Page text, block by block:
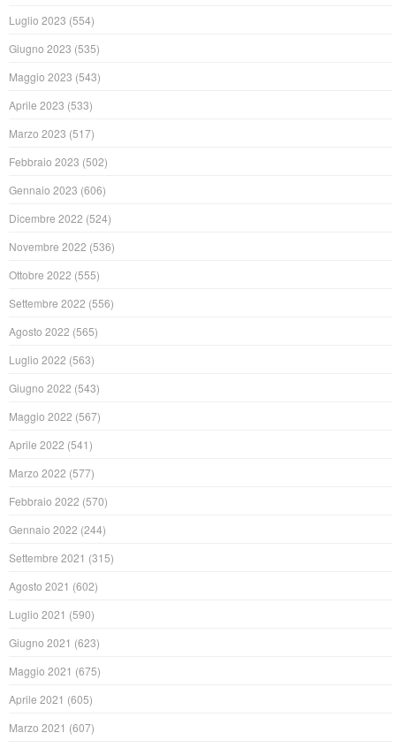
Luglio 2023 (554)
Giugno 2023 (535)
Maggio 2023 (543)
Aprile 2023 (533)
Marzo 2023 (517)
Febbraio 2023 (502)
Gennaio 2023 (606)
Dicembre 2022 (524)
Novembre 2022 (536)
Ottobre 2022 (555)
Settembre 2022 (556)
Agosto 2022 (565)
Luglio 2022 (563)
Giugno 2022 (543)
Maggio 2022 (567)
Aprile 2022 (541)
Marzo 2022 (577)
Febbraio 2022 (570)
Gennaio 2022 (244)
Settembre 2021 (315)
Agosto 2021 (602)
Luglio 2021 (590)
Giugno 2021 (623)
Maggio 2021 (675)
Aprile 2021 (605)
Marzo 2021 (607)